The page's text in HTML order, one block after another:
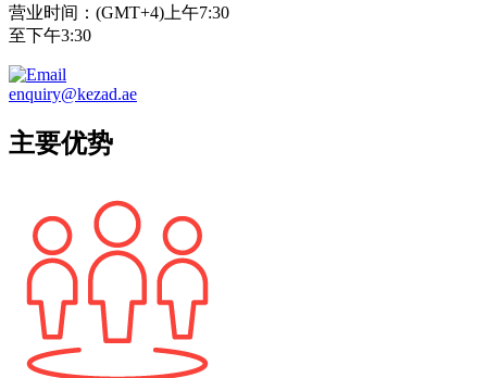
营业时间：(GMT+4)上午7:30
至下午3:30
enquiry@kezad.ae
主要优势